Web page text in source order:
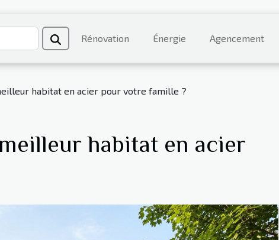
Rénovation Énergie Agencement
habitat en acier pour votre famille ?
habitat en acier